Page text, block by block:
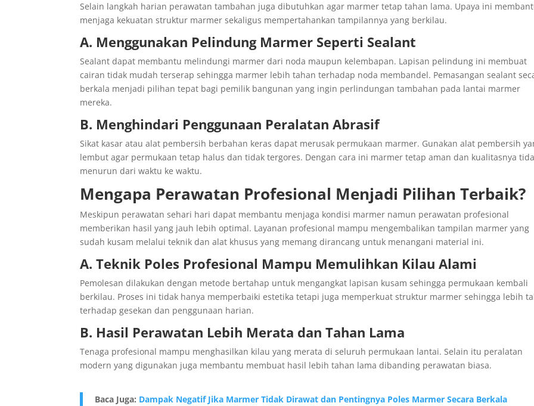
Selain langkah harian perawatan tambahan juga dibutuhkan agar marmer tetap tahan lama. Upaya ini
menjaga kekuatan struktur marmer sekaligus mempertahankan tampilannya yang berkilau.
A. Menggunakan Pelindung Marmer Seperti Sealant
Sealant dapat membantu melindungi marmer dari noda maupun kelembapan. Lapisan pelindung ini membuat
cairan tidak mudah terserap sehingga marmer lebih tahan terhadap noda membandel. Pemasangan sealant
berkala menjadi pilihan tepat bagi pemilik bangunan yang ingin perlindungan tambahan pada lantai marmer
mereka.
B. Menghindari Penggunaan Peralatan Abrasif
Sikat kasar atau alat pembersih berbahan keras dapat merusak permukaan marmer. Gunakan alat pembersih
lembut agar permukaan tetap halus dan tidak tergores. Dengan cara ini marmer tetap aman dan kualitasnya
menurun dari waktu ke waktu.
Mengapa Perawatan Profesional Menjadi Pilihan Terbaik?
Meskipun perawatan sehari hari dapat membantu menjaga kondisi marmer namun perawatan profesional
memberikan hasil yang jauh lebih optimal. Layanan profesional mampu mengembalikan tampilan marmer yang
sudah kusam melalui teknik dan alat khusus yang memang dirancang untuk menangani material ini.
A. Teknik Poles Profesional Mampu Memulihkan Kilau Alami
Pemolesan dilakukan dengan metode bertahap untuk mengangkat lapisan kusam sehingga permukaan kembali
berkilau. Proses ini tidak hanya memperbaiki estetika tetapi juga memperkuat struktur marmer sehingga lebih
terhadap gesekan dan penggunaan harian.
B. Hasil Perawatan Lebih Merata dan Tahan Lama
Tenaga profesional mampu menghasilkan kilau yang merata di seluruh permukaan lantai. Selain itu peralatan
modern yang digunakan juga membantu membuat hasil lebih tahan lama dibanding perawatan biasa.
Baca Juga: Dampak Negatif Jika Marmer Tidak Dirawat dan Pentingnya Poles Marmer Secara Berkala